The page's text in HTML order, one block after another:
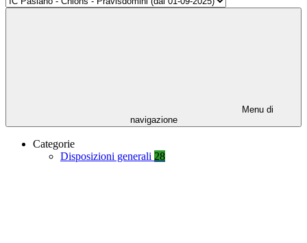
Menu di
navigazione
Categorie
Disposizioni generali 28